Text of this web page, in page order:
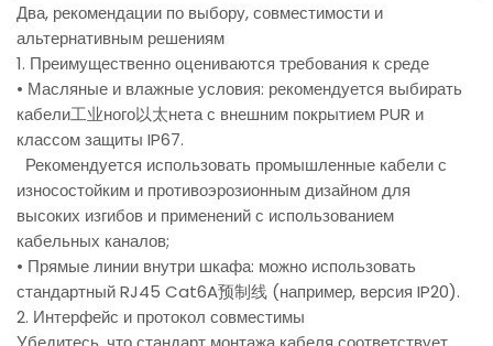
Два, рекомендации по выбору, совместимости и
альтернативным решениям
1. Преимущественно оцениваются требования к среде
• Масляные и влажные условия: рекомендуется выбирать
кабели工业ного以太нета с внешним покрытием PUR и
классом защиты IP67.
Рекомендуется использовать промышленные кабели с
износостойким и противоэрозионным дизайном для
высоких изгибов и применений с использованием
кабельных каналов;
• Прямые линии внутри шкафа: можно использовать
стандартный RJ45 Cat6A预制线 (например, версия IP20).
2. Интерфейс и протокол совместимы